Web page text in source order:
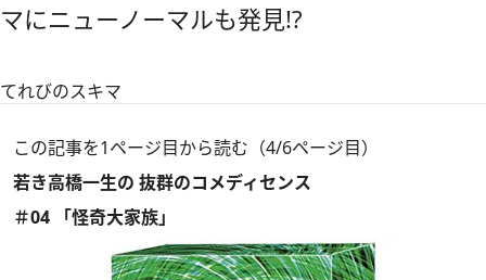
マにニューノーマルも発見!?
てれびのスキマ
この記事を1ページ目から読む（4/6ページ目）
若き高橋一生の 抜群のコメディセンス
＃04 「怪奇大家族」